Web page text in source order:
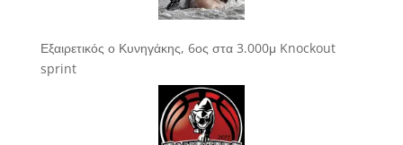
Εξαιρετικός ο Κυνηγάκης, 6ος στα 3.000μ Knockout
sprint